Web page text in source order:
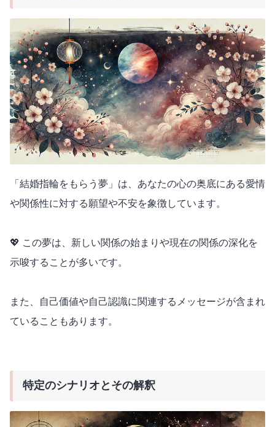
「結婚指輪をもらう夢」は、あなたの心の奥底にある愛情
や関係性に対する願望や不安を象徴しています。
💖 この夢は、新しい関係の始まりや現在の関係の深化を
示唆することが多いです。
また、自己価値や自己認識に関連するメッセージが含まれ
ていることもあります。
特定のシナリオとその解釈